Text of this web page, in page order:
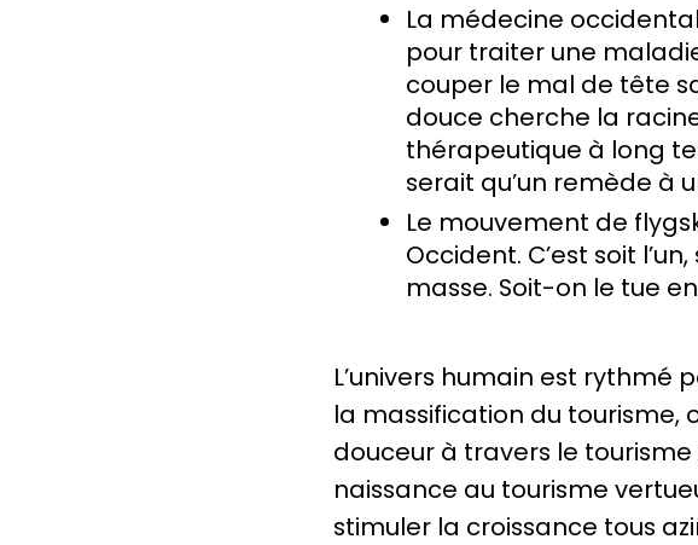
La médecine
pour traiter une
couper le mal de tête
douce cherche la
thérapeutique à long
serait qu’un remède à
Le mouvement de
Occident. C’est soit
masse. Soit-on le tue
L’univers humain est rythmé
la massification du tourisme,
douceur à travers le
naissance au tourisme
stimuler la croissance tous